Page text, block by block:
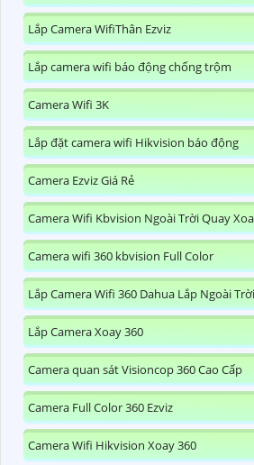
Lắp Camera WifiThân Ezviz
Lắp camera wifi báo động chống trộm
Camera Wifi 3K
Lắp đặt camera wifi Hikvision báo động
Camera Ezviz Giá Rẻ
Camera Wifi Kbvision Ngoài Trời Quay
Camera wifi 360 kbvision Full Color
Lắp Camera Wifi 360 Dahua Lắp Ngoài Trời
Lắp Camera Xoay 360
Camera quan sát Visioncop 360 Cao Cấp
Camera Full Color 360 Ezviz
Camera Wifi Hikvision Xoay 360